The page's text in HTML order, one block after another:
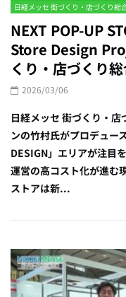
日経メッセ 街づくり・店づくり総
NEXT POP-UP
Store Design
くり・店づくり
2026/03/06
日経メッセ 街づくり・
ンの竹村氏がプロデュー
DESIGN」エリアが注目
運営の高コスト化が進む
ストアは新...